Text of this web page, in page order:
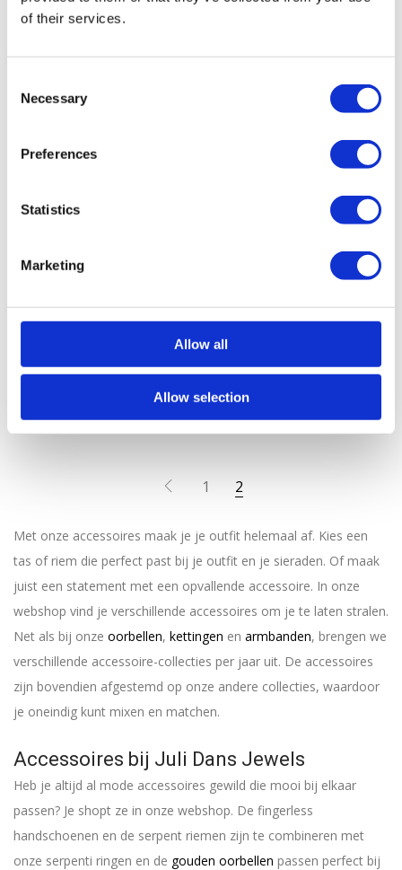
of their services.
Selection
Necessary
Preferences
Statistics
Marketing
Allow all
Allow selection
Lucky Anklet Groen Lucky Anklet Grijs
Lucky Anklet Zilver
25,00
1 2
Met onze accessoires maak je je outfit helemaal af. Kies een
tas of riem die perfect past bij je outfit en je sieraden. Of maak
juist een statement met een opvallende accessoire. In onze
webshop vind je verschillende accessoires om je te laten stralen.
Net als bij onze oorbellen, kettingen en armbanden, brengen we
verschillende accessoire-collecties per jaar uit. De accessoires
zijn bovendien afgestemd op onze andere collecties, waardoor
je oneindig kunt mixen en matchen.
Accessoires bij Juli Dans Jewels
Heb je altijd al mode accessoires gewild die mooi bij elkaar
passen? Je shopt ze in onze webshop. De fingerless
handschoenen en de serpent riemen zijn te combineren met
onze serpenti ringen en de gouden oorbellen passen perfect bij